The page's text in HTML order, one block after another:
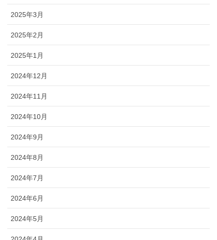
2025年3月
2025年2月
2025年1月
2024年12月
2024年11月
2024年10月
2024年9月
2024年8月
2024年7月
2024年6月
2024年5月